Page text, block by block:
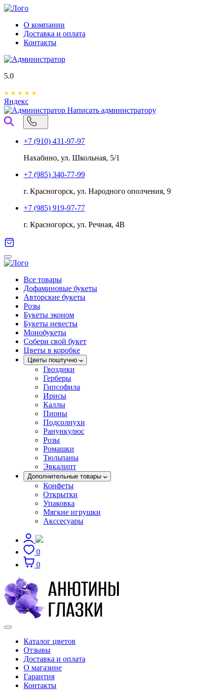
О компании
Доставка и оплата
Контакты
5.0
Яндекс
Написать администратору
+7 (910) 431-97-97
Нахабино, ул. Школьная, 5/1
+7 (985) 340-77-99
г. Красногорск, ул. Народного ополчения, 9
+7 (985) 919-97-77
г. Красногорск, ул. Речная, 4В
Все товары
Дофаминовые букеты
Авторские букеты
Розы
Букеты эконом
Букеты невесты
Монобукеты
Собери свой букет
Цветы в коробке
Цветы поштучно
Гвоздики
Герберы
Гипсофила
Ирисы
Каллы
Пионы
Подсолнухи
Ранункулюс
Розы
Ромашки
Тюльпаны
Эвкалипт
Дополнительные товары
Конфеты
Открытки
Упаковка
Мягкие игрушки
Акссесуары
0
0
Каталог цветов
Отзывы
Доставка и оплата
О магазине
Гарантия
Контакты